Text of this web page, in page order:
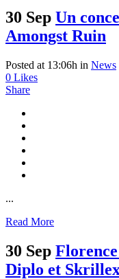
30 Sep Un
Amongst Ruin
Posted at 13:06h in News
0 Likes
Share
...
Read More
30 Sep
Diplo et